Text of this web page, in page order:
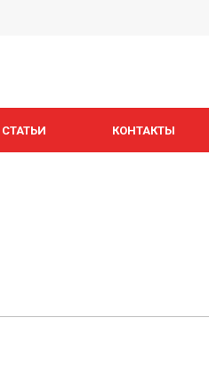
СТАТЬИ КОНТАКТЫ